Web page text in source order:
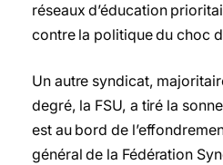
réseaux d’éducation
contre la politique du choc
Un autre syndicat,
degré, la FSU, a tiré la
est au bord de
général de la Fédération